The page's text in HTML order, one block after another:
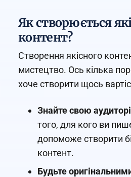
Як створюється
контент?
Створення якісного
мистецтво. Ось кілька
хоче створити щось
Знайте свою
того, для кого ви
допоможе створити
контент.
Будьте